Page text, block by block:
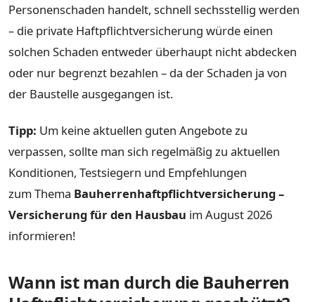
Personenschaden handelt, schnell sechsstellig werden
– die private Haftpflichtversicherung würde einen
solchen Schaden entweder überhaupt nicht abdecken
oder nur begrenzt bezahlen – da der Schaden ja von
der Baustelle ausgegangen ist.
Tipp: Um keine aktuellen guten Angebote zu
verpassen, sollte man sich regelmäßig zu aktuellen
Konditionen, Testsiegern und Empfehlungen
zum Thema Bauherrenhaftpflichtversicherung –
Versicherung für den Hausbau im August 2026
informieren!
Wann ist man durch die Bauherren